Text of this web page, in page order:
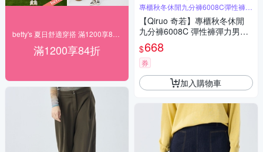
滿1200享84折
專櫃秋冬休閒九分褲6008C彈性褲彈
力男
【Qiruo 奇若】專櫃秋冬休閒
九分褲6008C 彈性褲彈力男友
褲
$668
券
加入購物車